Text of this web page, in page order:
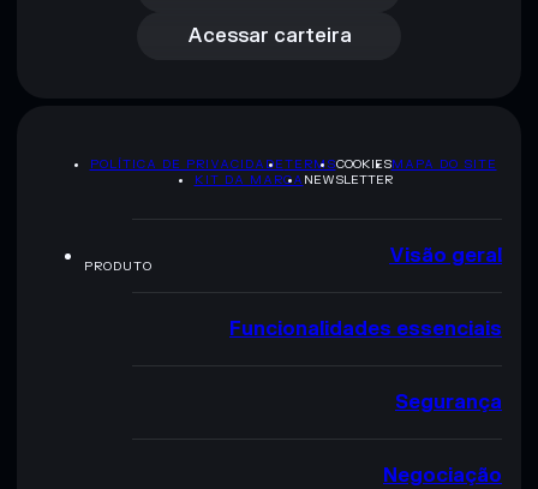
Acessar carteira
POLÍTICA DE PRIVACIDADETERMSCOOKIESMAPA DO SITE
KIT DA MARCA NEWSLETTER
PRODUTO Visão geral
Funcionalidades essenciais
Segurança
Negociação